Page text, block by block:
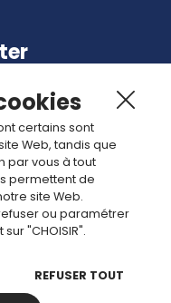
et articles.
certains sont
Web, tandis que
par vous à tout
permettent de
site Web.
ou paramétrer
"CHOISIR".
REFUSER TOUT